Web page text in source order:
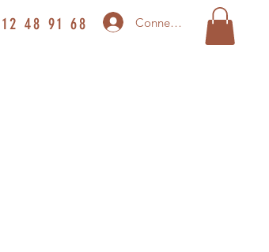
48 91 68 Connexion